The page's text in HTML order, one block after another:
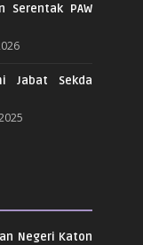
Serentak PAW
Jabat Sekda
Negeri Katon